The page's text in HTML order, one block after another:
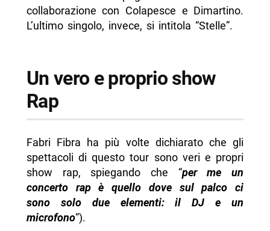
collaborazione con Colapesce e Dimartino.
L’ultimo singolo, invece, si intitola “Stelle”.
Un vero e proprio show
Rap
Fabri Fibra ha più volte dichiarato che gli
spettacoli di questo tour sono veri e propri
show rap, spiegando che “per me un
concerto rap è quello dove sul palco ci
sono solo due elementi: il DJ e un
microfono“).